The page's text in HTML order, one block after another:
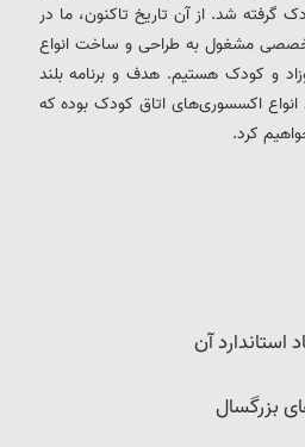
استاندارد آن
بزرگسال
گرفته شد. از آن تاریخ تاکنون، ما در
مشغول به طراحی و ساخت انواع
و کودک هستیم. هدف و برنامه بلند
اکسسوری‌های اتاق کودک بوده که
کرد.